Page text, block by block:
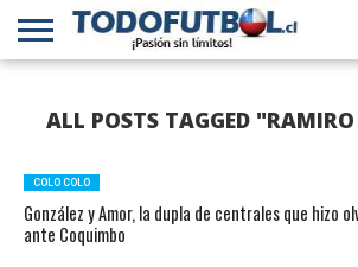
B
CHILENA
EN EL
MUNDO
INTERNACIONAL
ALL POSTS TAGGED
COLO COLO
González y Amor, la dupla de centrales que hizo
ante Coquimbo